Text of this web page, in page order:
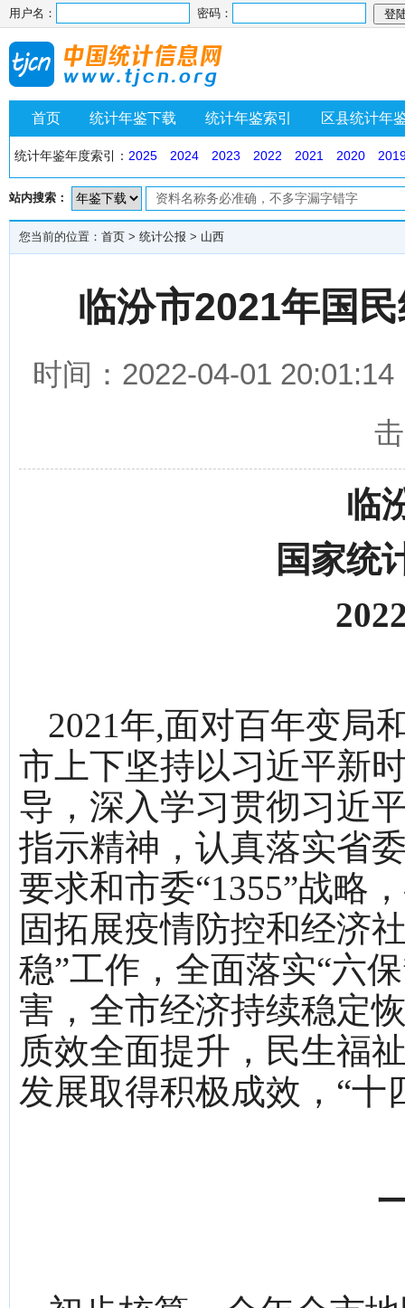
用户名： 密码：
首页 统计年鉴下载 统计年鉴索引 区县统计年
统计年鉴年度索引： 2025 2024 2023 2022 2021 2020
站内搜索：
您当前的位置： 首页 > 统计公报 > 山西
临汾市2021年国
时间：2022-04-01
临
国家统
2021年,面对百年变局
市上下坚持以习近平新
导，深入学习贯彻习近
指示精神，认真落实省
要求和市委“1355”战略
固拓展疫情防控和经济
稳”工作，全面落实“六
害，全市经济持续稳定
质效全面提升，民生福
发展取得积极成效，“十